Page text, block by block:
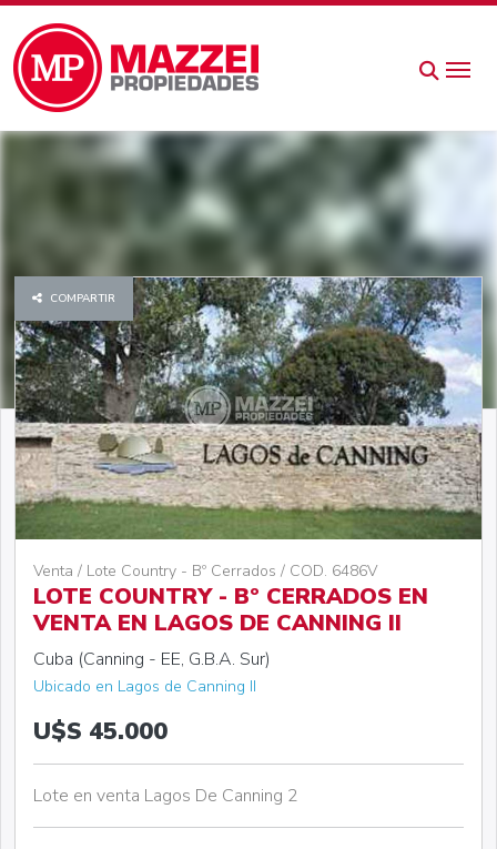
COMPARTIR
Venta / Lote Country - Bº Cerrados / COD. 6486V
LOTE COUNTRY - Bº CERRADOS EN
VENTA EN LAGOS DE CANNING II
Cuba (Canning - EE, G.B.A. Sur)
Ubicado en Lagos de Canning II
U$S 45.000
Lote en venta Lagos De Canning 2